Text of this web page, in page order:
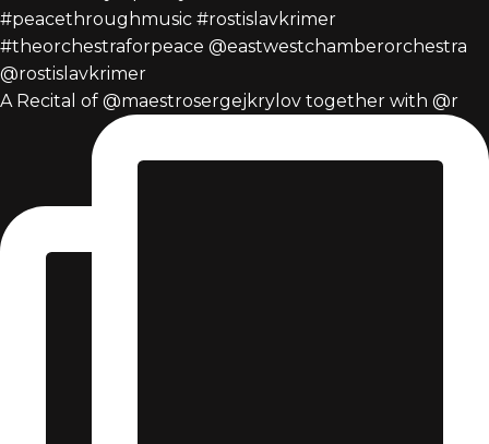
A Recital of @maestrosergejkrylov together with @r